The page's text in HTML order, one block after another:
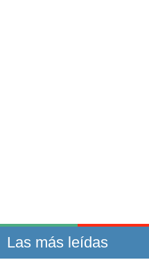
Las más leídas